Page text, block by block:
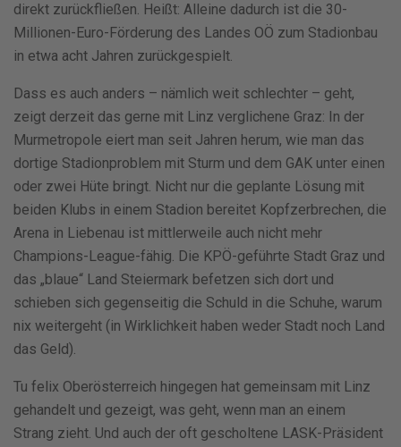
direkt zurückfließen. Heißt: Alleine dadurch ist die 30-
Millionen-Euro-Förderung des Landes OÖ zum Stadionbau
in etwa acht Jahren zurückgespielt.
Dass es auch anders – nämlich weit schlechter – geht,
zeigt derzeit das gerne mit Linz verglichene Graz: In der
Murmetropole eiert man seit Jahren herum, wie man das
dortige Stadionproblem mit Sturm und dem GAK unter einen
oder zwei Hüte bringt. Nicht nur die geplante Lösung mit
beiden Klubs in einem Stadion bereitet Kopfzerbrechen, die
Arena in Liebenau ist mittlerweile auch nicht mehr
Champions-League-fähig. Die KPÖ-geführte Stadt Graz und
das „blaue“ Land Steiermark befetzen sich dort und
schieben sich gegenseitig die Schuld in die Schuhe, warum
nix weitergeht (in Wirklichkeit haben weder Stadt noch Land
das Geld).
Tu felix Oberösterreich hingegen hat gemeinsam mit Linz
gehandelt und gezeigt, was geht, wenn man an einem
Strang zieht. Und auch der oft gescholtene LASK-Präsident